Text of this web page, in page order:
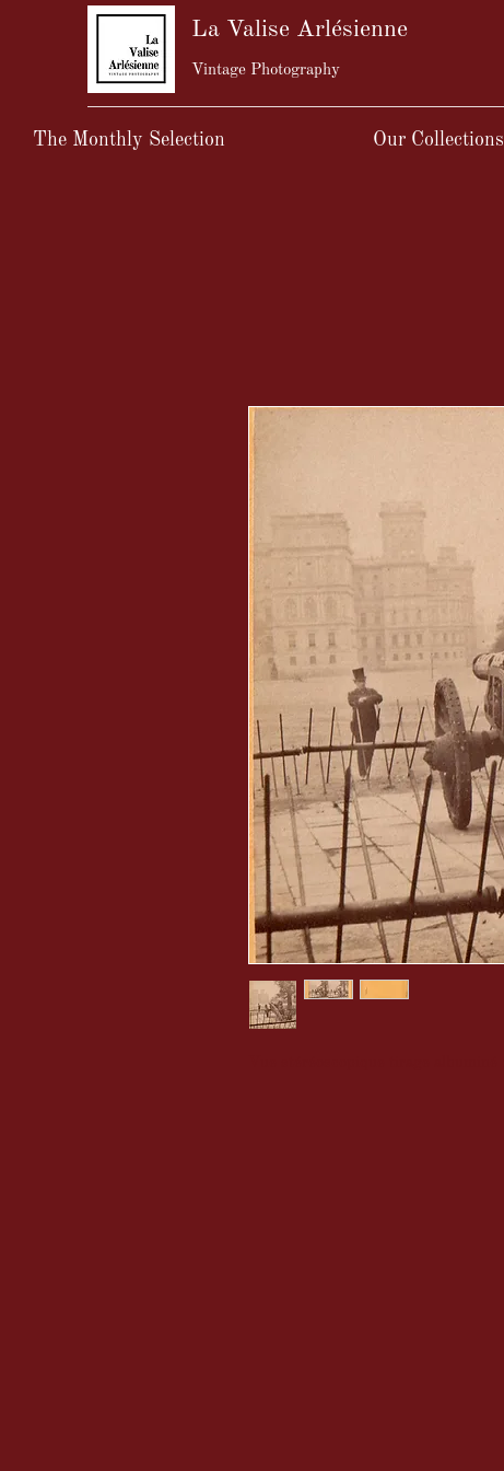
La Valise Arlésienne
Vintage Photography
The Monthly Selection Our Collections